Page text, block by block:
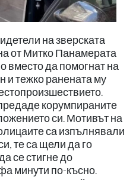
на зверската
от Митко Панамерата
вместо да помогнат на
тежко ранената му
корумпираните
си. Мотивът на
са изпълнявали
те са щели да го
се стигне до
минути по-късно.